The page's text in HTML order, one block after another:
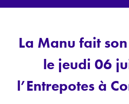
La Manu fait
le jeudi 06
l’Entrepotes à